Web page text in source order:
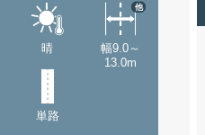
晴
幅9.0～
13.0m
他
単路